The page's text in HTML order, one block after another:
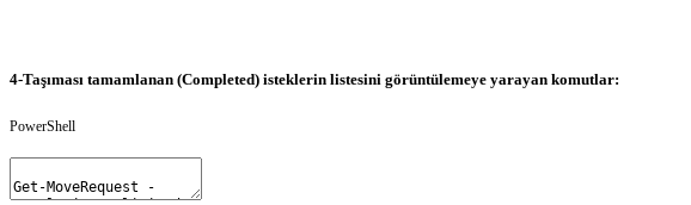
4-Taşıması tamamlanan (Completed) isteklerin listesini görüntülemeye yarayan komutlar:
PowerShell